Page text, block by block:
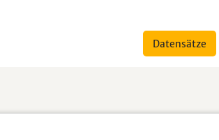
Datensätze